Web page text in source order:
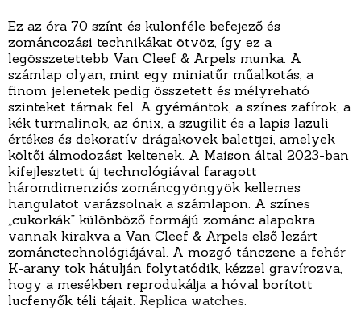
Ez az óra 70 színt és különféle befejező és
zománcozási technikákat ötvöz, így ez a
legösszetettebb Van Cleef & Arpels munka. A
számlap olyan, mint egy miniatűr műalkotás, a
finom jelenetek pedig összetett és mélyreható
szinteket tárnak fel. A gyémántok, a színes zafírok, a
kék turmalinok, az ónix, a szugilit és a lapis lazuli
értékes és dekoratív drágakövek balettjei, amelyek
költői álmodozást keltenek. A Maison által 2023-ban
kifejlesztett új technológiával faragott
háromdimenziós zománcgyöngyök kellemes
hangulatot varázsolnak a számlapon. A színes
„cukorkák” különböző formájú zománc alapokra
vannak kirakva a Van Cleef & Arpels első lezárt
zománctechnológiájával. A mozgó tánczene a fehér
K-arany tok hátulján folytatódik, kézzel gravírozva,
hogy a mesékben reprodukálja a hóval borított
lucfenyők téli tájait. Replica watches.